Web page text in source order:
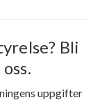
Bli
uppgifter